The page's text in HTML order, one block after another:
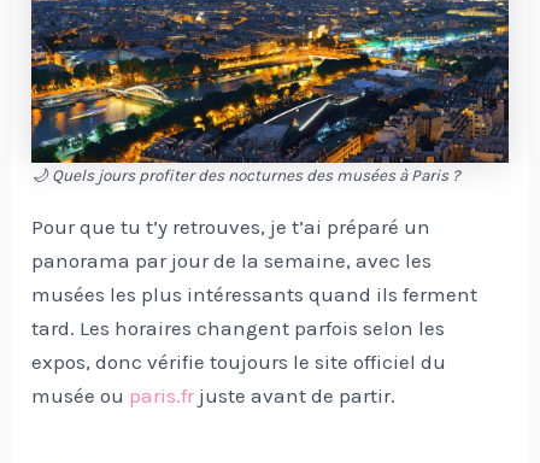
🌙 Quels jours profiter des nocturnes des musées à Paris ?
Pour que tu t’y retrouves, je t’ai préparé un
panorama par jour de la semaine, avec les
musées les plus intéressants quand ils ferment
tard. Les horaires changent parfois selon les
expos, donc vérifie toujours le site officiel du
musée ou paris.fr juste avant de partir.